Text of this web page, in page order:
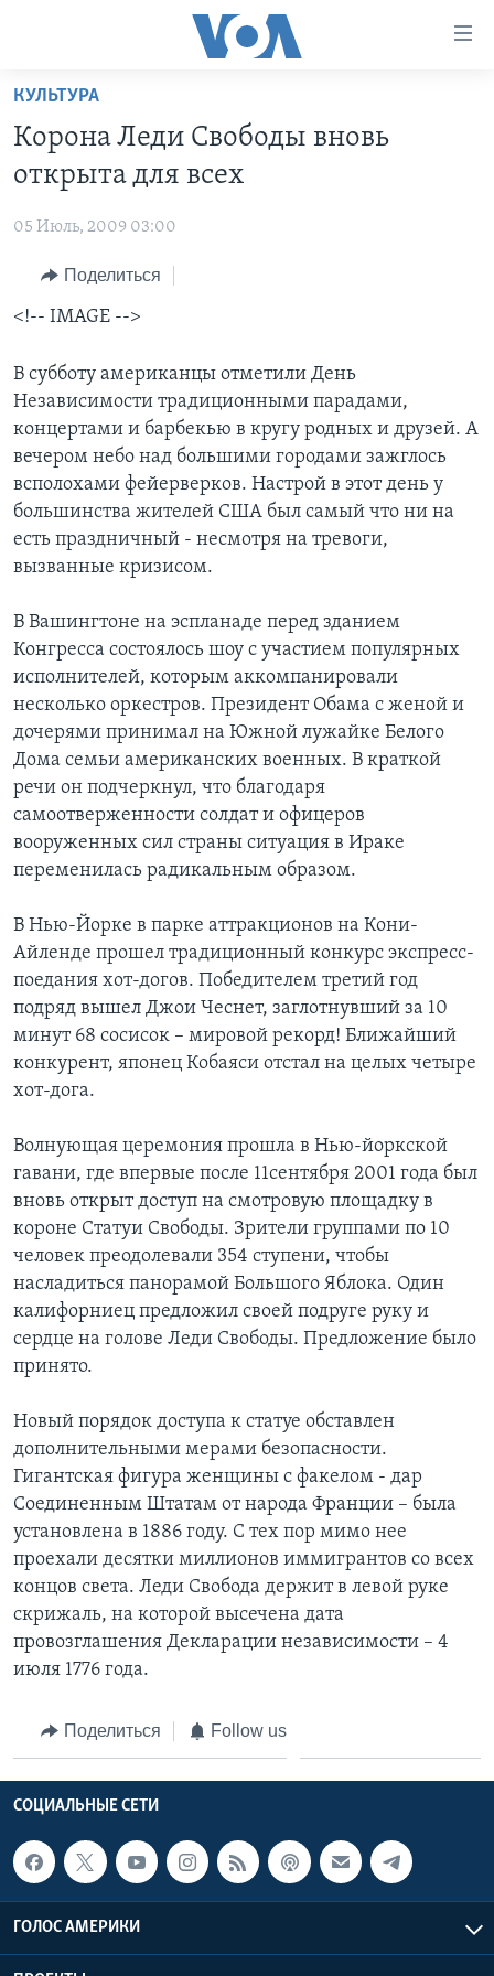
Перейти
основной
контент
Перейти
навигации
Перейти
поиск
ПРОГРАММЫ
НОВОСТИ ЗА МИНУТУ
ИТОГИ
ПОЧЕМУ ЭТО ВАЖНО?
ДЕТАЛИ
НЬЮ-ЙОРК NEW YORK
АМЕРИКА. БОЛЬШОЕ ПУТЕШЕСТВИЕ
ПРОЕКТЫ
УЧИМ АНГЛИЙСКИЙ
НАША АМЕРИКАНСКАЯ ИСТОРИЯ
А КАК В АМЕРИКЕ?
АМЕРИКАНСКИЕ ГОРОДКИ
ТЕСТЫ
ЭКСПЕРТИЗА
ИНТЕРВЬЮ
ФАКТЫ ПРОТИВ ФЕЙКОВ
УЧИМ АНГЛИЙСКИЙ
ВИДЕО
ПОДПИСКА НА НОВОСТИ
Learning English
Языки
КУЛЬТУРА
Корона Леди Свободы вновь
открыта для всех
05 Июль, 2009 03:00
Поделиться
<!-- IMAGE -->
В субботу американцы отметили День
Независимости традиционными парадами,
концертами и барбекью в кругу родных и друзей. А
вечером небо над большими городами зажглось
всполохами фейерверков. Настрой в этот день у
большинства жителей США был самый что ни на
есть праздничный - несмотря на тревоги,
вызванные кризисом.
В Вашингтоне на эспланаде перед зданием
Конгресса состоялось шоу с участием популярных
исполнителей, которым аккомпанировали
несколько оркестров. Президент Обама с женой и
дочерями принимал на Южной лужайке Белого
Дома семьи американских военных. В краткой
речи он подчеркнул, что благодаря
самоотверженности солдат и офицеров
вооруженных сил страны ситуация в Ираке
переменилась радикальным образом.
В Нью-Йорке в парке аттракционов на Кони-
Айленде прошел традиционный конкурс экспресс-
поедания хот-догов. Победителем третий год
подряд вышел Джои Чеснет, заглотнувший за 10
минут 68 сосисок – мировой рекорд! Ближайший
конкурент, японец Кобаяси отстал на целых четыре
хот-дога.
Волнующая церемония прошла в Нью-йоркской
гавани, где впервые после 11сентября 2001 года был
вновь открыт доступ на смотровую площадку в
короне Статуи Свободы. Зрители группами по 10
человек преодолевали 354 ступени, чтобы
насладиться панорамой Большого Яблока. Один
калифорниец предложил своей подруге руку и
сердце на голове Леди Свободы. Предложение было
принято.
Новый порядок доступа к статуе обставлен
дополнительными мерами безопасности.
Гигантская фигура женщины с факелом - дар
Соединенным Штатам от народа Франции – была
установлена в 1886 году. С тех пор мимо нее
проехали десятки миллионов иммигрантов со всех
концов света. Леди Свобода держит в левой руке
скрижаль, на которой высечена дата
провозглашения Декларации независимости – 4
июля 1776 года.
Поделиться Follow us
СОЦИАЛЬНЫЕ СЕТИ
ГОЛОС АМЕРИКИ